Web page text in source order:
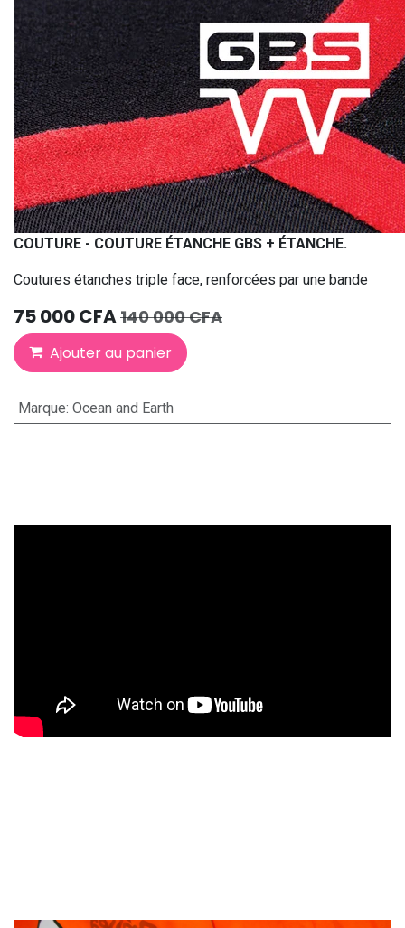
COUTURE - COUTURE ÉTANCHE GBS + ÉTANCHE.
Coutures étanches triple face, renforcées par une bande
75 000CFA140 000CFA
Ajouter au panier
Marque: Ocean and Earth